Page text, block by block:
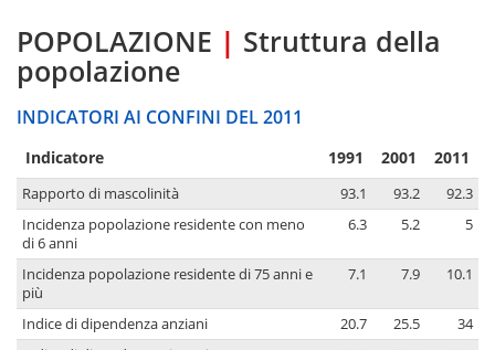
POPOLAZIONE | Struttura della
popolazione
INDICATORI AI CONFINI DEL 2011
Indicatore 1991 2001 2011
Rapporto di mascolinità 93.1 93.2
92.3
Incidenza popolazione residente con meno
di 6 anni
6.3 5.2 5
Incidenza popolazione residente di 75 anni e
più
7.1 7.9 10.1
Indice di dipendenza anziani 20.7 25.5
34